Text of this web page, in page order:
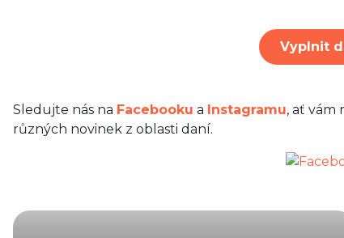
Vyplnit
Sledujte nás na Facebooku a Instagramu, ať vám
různých novinek z oblasti daní.